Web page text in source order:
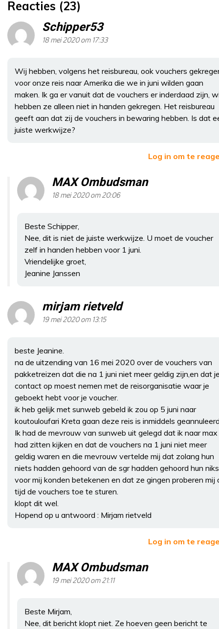
Reacties (23)
Schipper53
18 mei 2020 om 17:33
Wij hebben, volgens het reisbureau, ook vouchers
voor onze reis naar Amerika die we in juni wilden gaan
maken. Ik ga er vanuit dat de vouchers er inderdaad zijn,
hebben ze alleen niet in handen gekregen. Het reisbureau
geeft aan dat zij de vouchers in bewaring hebben. Is dat
juiste werkwijze?
Log in om te
MAX Ombudsman
18 mei 2020 om 20:06
Beste Schipper,
Nee, dit is niet de juiste werkwijze. U moet de voucher
zelf in handen hebben voor 1 juni.
Vriendelijke groet,
Jeanine Janssen
mirjam rietveld
19 mei 2020 om 13:15
beste Jeanine.
na de uitzending van 16 mei 2020 over de vouchers van
pakketreizen dat die na 1 juni niet meer geldig zijn,en dat
contact op moest nemen met de reisorganisatie waar je
geboekt hebt voor je voucher.
ik heb gelijk met sunweb gebeld ik zou op 5 juni naar
koutouloufari Kreta gaan deze reis is inmiddels
Ik had de mevrouw van sunweb uit gelegd dat ik naar max
had zitten kijken en dat de vouchers na 1 juni niet meer
geldig waren en die mevrouw vertelde mij dat zolang hun
niets hadden gehoord van de sgr hadden gehoord hun niks
voor mij konden betekenen en dat ze gingen proberen mij
tijd de vouchers toe te sturen.
klopt dit wel.
Hopend op u antwoord : Mirjam rietveld
Log in om te
MAX Ombudsman
19 mei 2020 om 21:11
Beste Mirjam,
Nee, dit bericht klopt niet. Ze hoeven geen bericht te